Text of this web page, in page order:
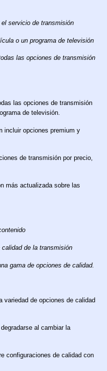
servicio de transmisión
o un programa de televisión
las opciones de transmisión
las opciones de transmisión
de televisión.
incluir opciones premium y
de transmisión por precio,
más actualizada sobre las
de la transmisión
gama de opciones de calidad.
variedad de opciones de calidad
al cambiar la
configuraciones de calidad con